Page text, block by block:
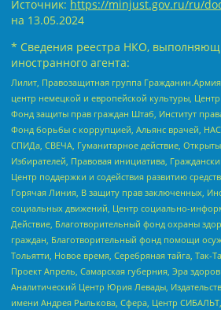
Источник: https://minjust.gov.ru/ru/
на 13.05.2024
* Сведения реестра НКО,
иностранного агента:
Лилит, Правозащитная группа
центр немецкой и европейской культуры,
Фонд защиты прав граждан Штаб, Институт
Фонд борьбы с коррупцией, Альянс врачей,
СПИДа, СВЕЧА, Гуманитарное действие,
Избирателей, Правовая инициатива,
Центр поддержки и содействия развитию
Горячая Линия, В защиту прав заключенных,
социальных движений, Центр социально-
Действие, Благотворительный фонд охраны
граждан, Благотворительный фонд помощи
Тольятти, Новое время, Серебряная тайга, Так-
Проект Апрель, Самарская губерния, Эра
Аналитический Центр Юрия Левады,
имени Андрея Рылькова, Сфера, Центр